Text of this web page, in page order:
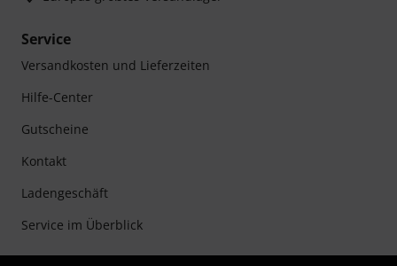
Service
Versandkosten und Lieferzeiten
Hilfe-Center
Gutscheine
Kontakt
Ladengeschäft
Service im Überblick